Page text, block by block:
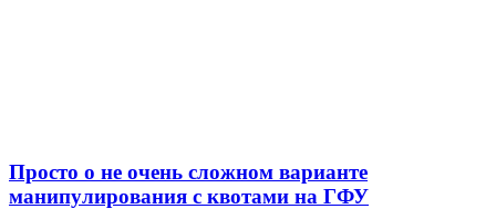
Просто о не очень сложном варианте
манипулирования с квотами на ГФУ